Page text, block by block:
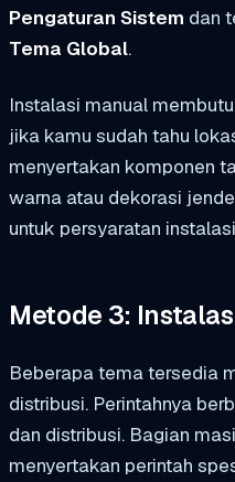
Pengaturan Sistem dan
Tema Global.
Instalasi manual
jika kamu sudah tahu
menyertakan komponen
warna atau dekorasi
untuk persyaratan
Metode 3:
Beberapa tema tersedia
distribusi. Perintahnya
dan distribusi. Bagian
menyertakan perintah